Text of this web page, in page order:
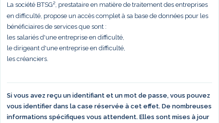
La société BTSG², prestataire en matière de traitement des entreprises
en difficulté, propose un accès complet à sa base de données pour les
bénéficiaires de services que sont :
les salariés d'une entreprise en difficulté,
le dirigeant d'une entreprise en difficulté,
les créanciers.
Si vous avez reçu un identifiant et un mot de passe, vous pouvez
vous identifier dans la case réservée à cet effet. De nombreuses
informations spécifiques vous attendent. Elles sont mises à jour